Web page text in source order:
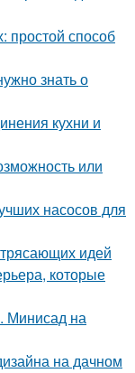
простой способ
знать о
кухни и
или
насосов для
идей
которые
Минисад на
на дачном